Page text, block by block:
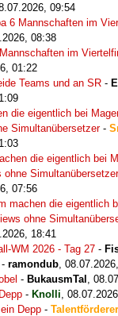
09:54
6 Mannschaften im
08:38
im
01:22
Teams und an SR -
die eigentlich bei
Simultanübersetzer-
die eigentlich bei
ohne Simultanübersetzer
07:56
machen die eigentlich
ohne
18:41
WM 2026 - Tag 27 -
- ramondub
- BukausmTal
- Knolli
Depp - Talentförderer